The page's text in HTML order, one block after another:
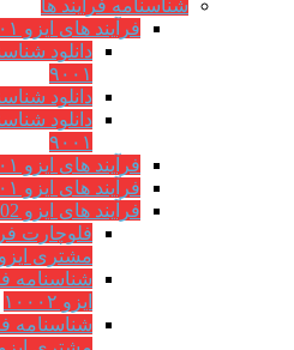
شناسنامه فرآیند ها
فرآیند های ایزو ۹۰۰۱
دانلود
۹۰۰۱
دانلود
دانلود
۹۰۰۱
فرآیند های ایزو ۱۴۰۰۱
فرآیند های ایزو ۴۵۰۰۱
فرآیند های ایزو 10002
فلوچارت
مشتری ایزو ۱۰۰۰۲
شناسنامه
ایزو ۱۰۰۰۲
شناسنامه